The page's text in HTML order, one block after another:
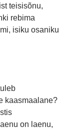
teisisõnu,
rebima
isiku osaniku
kaasmaalane?
on laenu,